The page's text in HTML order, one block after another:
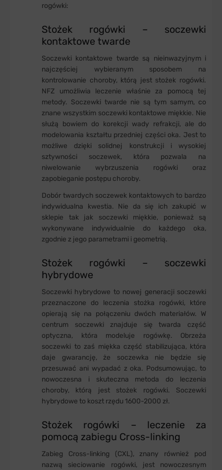
rogówki:
Stożek rogówki – soczewki
kontaktowe twarde
Soczewki kontaktowe twarde są nieinwazyjnym i
najczęściej wybieranym sposobem na
kontrolowanie choroby, którą jest stożek rogówki.
NFZ umożliwia leczenie właśnie za pomocą tej
metody. Soczewki twarde nie są tym samym, co
znane wszystkim soczewki kontaktowe miękkie. Nie
służą bowiem do korekcji wady refrakcji, ale do
modelowania kształtu przedniej części oka. Jest to
możliwe dzięki solidnej konstrukcji i wysokiej
sztywności soczewek, która pozwala na
niwelowanie wybrzuszenia rogówki oraz
zapobieganie postępu choroby.
Dobór twardych soczewek kontaktowych to bardzo
indywidualna kwestia. Nie da się ich zakupić w
sklepie tak jak soczewki miękkie, ponieważ są
wykonywane indywidualnie do każdego oka,
zgodnie z jego parametrami i geometrią.
Stożek rogówki – soczewki
hybrydowe
Soczewki hybrydowe to nowej generacji soczewki
przeznaczone do leczenia stożka rogówki, które
opierają się na połączeniu dwóch materiałów. W
centrum soczewki znajduje się twarda część
optyczna, która modeluje rogówkę. Obrzeża
soczewki to zaś miękka część stabilizująca, która
daje gwarancję, że soczewka nie będzie się
przesuwać ani wypadać z oka. Podsumowując, to
nowoczesna i skuteczna metoda do leczenia
choroby, którą jest stożek rogówki. Soczewki
hybrydowe to koszt rzędu 1600-2000 zł.
Stożek rogówki – leczenie za
pomocą zabiegu Cross-linking
Zabieg Cross-linking (CXL), znany również pod
nazwą sieciowanie rogówki, jest nowoczesnym